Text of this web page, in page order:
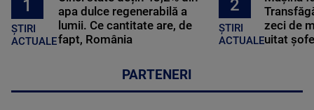
1
ȘTIRI
ACTUALE
apa dulce regenerabilă a
lumii. Ce cantitate are, de
fapt, România
2
ȘTIRI
ACTUALE
zeci de
uitat
PARTENERI